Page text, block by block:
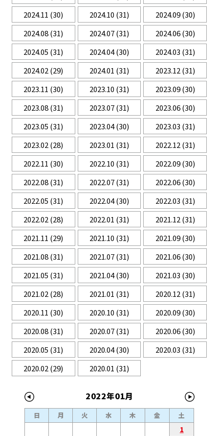
2024.11 (30) 2024.10 (31) 2024.09(30)
2024.08(31) 2024.07(31) 2024.06(30)
2024.05 (31) 2024.04(30) 2024.03 (31)
2024.02(29) 2024.01 (31) 2023.12(31)
2023.11 (30) 2023.10 (31) 2023.09(30)
2023.08(31) 2023.07(31) 2023.06(30)
2023.05 (31) 2023.04(30) 2023.03 (31)
2023.02(28) 2023.01 (31) 2022.12(31)
2022.11 (30) 2022.10 (31) 2022.09(30)
2022.08(31) 2022.07(31) 2022.06(30)
2022.05 (31) 2022.04(30) 2022.03 (31)
2022.02(28) 2022.01 (31) 2021.12(31)
2021.11 (29) 2021.10 (31) 2021.09(30)
2021.08(31) 2021.07(31) 2021.06(30)
2021.05 (31) 2021.04(30) 2021.03 (30)
2021.02(28) 2021.01 (31) 2020.12(31)
2020.11 (30) 2020.10 (31) 2020.09(30)
2020.08(31) 2020.07(31) 2020.06(30)
2020.05 (31) 2020.04(30) 2020.03 (31)
2020.02(29) 2020.01 (31)
2022年01月
日 月 火 水 木 金
土
1